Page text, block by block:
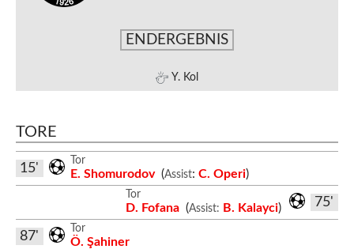
ENDERGEBNIS
Y. Kol
TORE
Tor
E. Shomurodov (Assist: C. Operi)
15'
75'
Tor
D. Fofana (Assist: B. Kalayci)
Tor
Ö. Şahiner
87'